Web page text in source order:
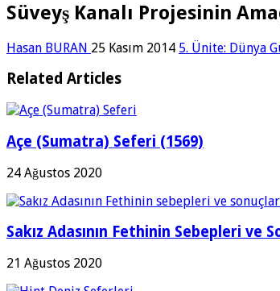
Süveyş Kanalı Projesinin
Hasan BURAN 25 Kasım 2014 5. Ünite: Dünya
Related Articles
Açe (Sumatra) Seferi (1569)
24 Ağustos 2020
Sakız Adasının Fethinin Sebepleri ve
21 Ağustos 2020